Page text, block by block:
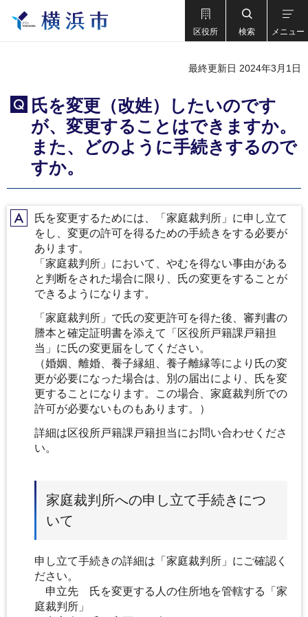
区役所 検索 メニュー
最終更新日 2024年3月1日
Q
氏を変更（改姓）したいのです
が、変更することはできますか。
また、どのように手続きするので
すか。
A氏を変更するためには、「家庭裁判所」に申し立て
をし、変更の許可を得るための手続きをする必要が
あります。
「家庭裁判所」において、やむを得ない事由がある
と判断をされた場合に限り、氏の変更をすることが
できるようになります。
「家庭裁判所」で氏の変更許可を得た後、審判書の
謄本と確定証明書を添えて「区役所戸籍課戸籍担
当」に氏の変更届をしてください。
（婚姻、離婚、養子縁組、養子離縁等により氏の変
更が必要になった場合は、別の届出により、氏を変
更することになります。この場合、家庭裁判所での
許可が必要ないものもあります。）
詳細は区役所戸籍課戸籍担当にお問い合わせくださ
い。
家庭裁判所への申し立て手続きにつ
いて
申し立て手続きの詳細は「家庭裁判所」にご確認く
ださい。
申立先 氏を変更する人の住所地を管轄する「家
庭裁判所」